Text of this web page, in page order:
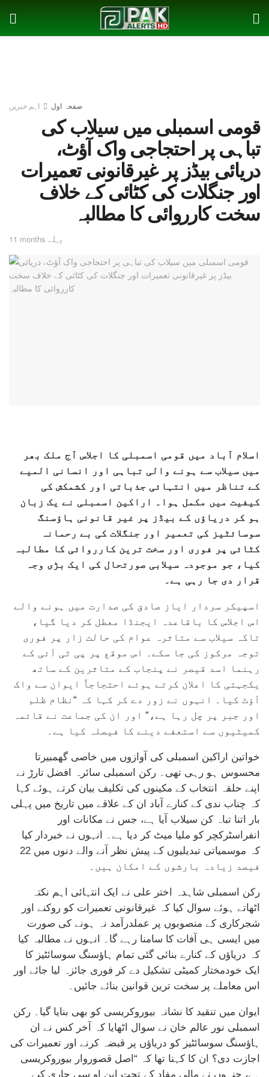
صفحہ اول اہم خبریں
قومی اسمبلی میں سیلاب کی
تباہی پر احتجاجی واک آؤٹ،
دریائی بیڈز پر غیرقانونی تعمیرات
اور جنگلات کی کٹائی کے خلاف
سخت کارروائی کا مطالبہ
11 months پہلے
اسلام آباد میں قومی اسمبلی کا اجلاس آج ملک بھر
میں سیلاب سے ہونے والی تباہی اور انسانی المیے
کے تناظر میں انتہائی جذباتی اور کشمکش کی
کیفیت میں مکمل ہوا۔ اراکین اسمبلی نے یک زبان
ہو کر دریاؤں کے بیڈز پر غیر قانونی ہاؤسنگ
سوسائٹیز کی تعمیر اور جنگلات کی بے رحمانہ
کٹائی پر فوری اور سخت ترین کارروائی کا مطالبہ
کیا، جو موجودہ سیلابی صورتحال کی ایک بڑی وجہ
قرار دی جا رہی ہے۔
اسپیکر سردار ایاز صادق کی صدارت میں ہونے والے
اس اجلاس کا باقاعدہ ایجنڈا معطل کر دیا گیا،
تاکہ سیلاب سے متاثرہ عوام کی حالت زار پر فوری
توجہ مرکوز کی جا سکے۔ اس موقع پر پی ٹی آئی کے
رہنما اسد قیصر نے پنجاب کے متاثرین کے ساتھ
یکجہتی کا اعلان کرتے ہوئے احتجاجاً ایوان سے واک
آؤٹ کیا۔ انہوں نے زور دے کر کہا کہ “نظام ظلم
اور جبر پر چل رہا ہے،” اور ان کی جماعت نے قائمہ
کمیٹیوں سے استعفے دینے کا فیصلہ کیا ہے۔
خواتین اراکین اسمبلی کی آوازوں میں خاصی گھمبیرتا
محسوس ہو رہی تھی۔ رکن اسمبلی سائرہ افضل تارڑ نے
اپنے حلقہ انتخاب کے مکینوں کی تکلیف بیان کرتے ہوئے کہا
کہ چناب ندی کے کنارے آباد ان کے علاقے میں تاریخ میں پہلی
بار اتنا تباہ کن سیلاب آیا ہے، جس نے مکانات اور
انفراسٹرکچر کو ملیا میٹ کر دیا ہے۔ انہوں نے خبردار کیا
کہ موسمیاتی تبدیلیوں کے پیش نظر آنے والے دنوں میں 22
فیصد زیادہ بارشوں کے امکان ہیں۔
رکن اسمبلی شاہدہ اختر علی نے ایک انتہائی اہم نکتہ
اٹھاتے ہوئے سوال کیا کہ غیرقانونی تعمیرات کو روکنے اور
شجرکاری کے منصوبوں پر عملدرآمد نہ ہونے کی صورت
میں ایسی ہی آفات کا سامنا رہے گا۔ انہوں نے مطالبہ کیا
کہ دریاؤں کے کنارے بنائی گئی تمام ہاؤسنگ سوسائٹیز کا
ایک خودمختار کمیٹی تشکیل دے کر فوری جائزہ لیا جائے اور
اس معاملے پر سخت ترین قوانین بنائے جائیں۔
ایوان میں تنقید کا نشانہ بیوروکریسی کو بھی بنایا گیا۔ رکن
اسمبلی نور عالم خان نے سوال اٹھایا کہ آخر کس نے ان
ہاؤسنگ سوسائٹیز کو دریاؤں پر قبضہ کرنے اور تعمیرات کی
اجازت دی؟ ان کا کہنا تھا کہ “اصل قصوروار بیوروکریسی
ہے، جنہوں نے مالی مفاد کے تحت این او سی جاری کیے۔